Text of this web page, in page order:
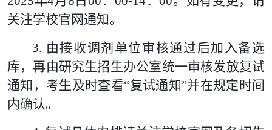
关注学校官网通知。
3. 由接收调剂单位审核通过后加入备选
库，再由研究生招生办公室统一审核发放复试
通知，考生及时查看“复试通知”并在规定时间
内确认。